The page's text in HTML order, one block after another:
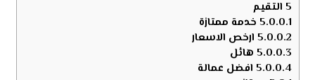
5 التقيم
5.0.0.1 خدمة ممتازة
5.0.0.2 ارخص الاسعار
5.0.0.3 هائل
5.0.0.4 افضل عمالة